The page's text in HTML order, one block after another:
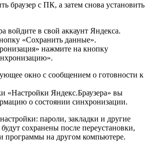
браузер с ПК, а затем снова установить
войдите в свой аккаунт Яндекса.
«Сохранить данные».
нажмите на кнопку
окно с сообщением о готовности к
«Настройки Яндекс.Браузера» вы
о состоянии синхронизации.
пароли, закладки и другие
сохранены после переустановки,
программы на другом компьютере.